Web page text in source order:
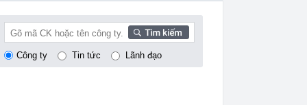
Công ty Tin tức Lãnh đạo